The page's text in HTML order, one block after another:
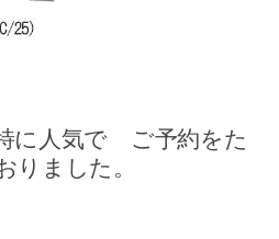
に人気で ご予約をた
りました。